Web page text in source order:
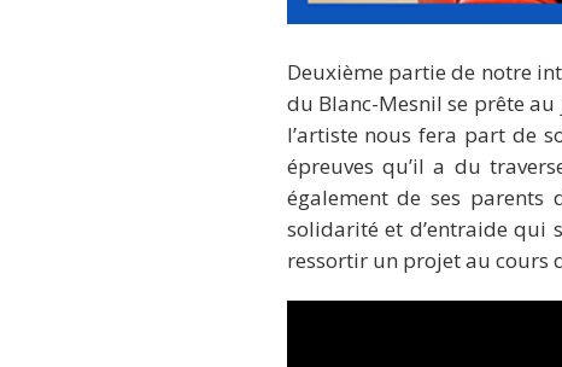
Deuxième partie de notre
du Blanc-Mesnil se prête au
l’artiste nous fera part de
épreuves qu’il a du
également de ses
solidarité et d’entraide qui
ressortir un projet au cours